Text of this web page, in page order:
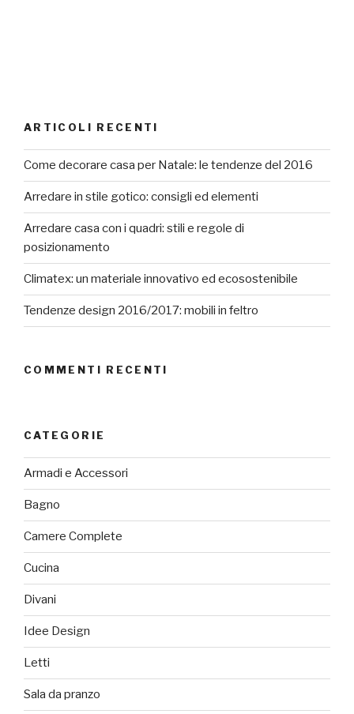
ARTICOLI RECENTI
Come decorare casa per Natale: le tendenze del 2016
Arredare in stile gotico: consigli ed elementi
Arredare casa con i quadri: stili e regole di
posizionamento
Climatex: un materiale innovativo ed ecosostenibile
Tendenze design 2016/2017: mobili in feltro
COMMENTI RECENTI
CATEGORIE
Armadi e Accessori
Bagno
Camere Complete
Cucina
Divani
Idee Design
Letti
Sala da pranzo